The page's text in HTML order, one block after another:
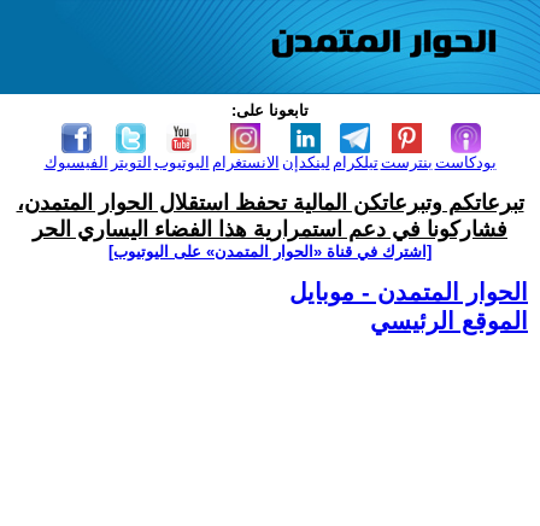
تابعونا على:
الفيسبوك التويتر اليوتيوب الانستغرام لينكدإن تيلكرامبنترست بودكاست
تبرعاتكم وتبرعاتكن المالية تحفظ استقلال الحوار المتمدن،
فشاركونا في دعم استمرارية هذا الفضاء اليساري الحر
[اشترك في قناة ‫«الحوار المتمدن» على اليوتيوب]
الحوار المتمدن - موبايل
الموقع الرئيسي